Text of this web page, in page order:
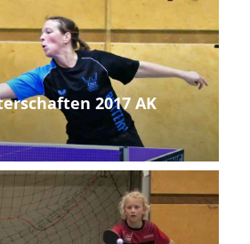
2017 AK